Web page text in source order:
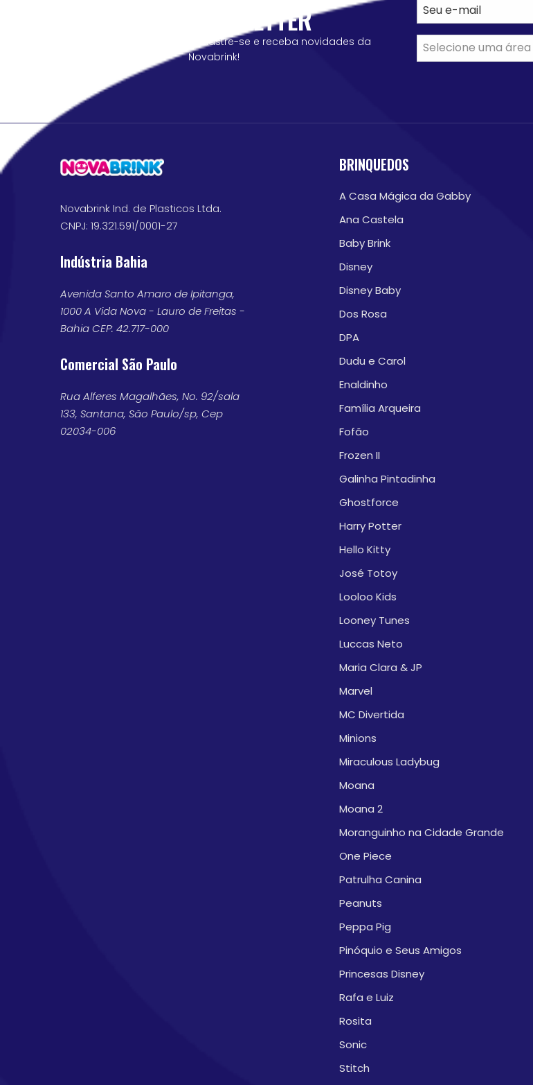
NEWSLETTER
cadastre-se e receba novidades da
Novabrink!
Novabrink Ind. de Plasticos Ltda.
CNPJ: 19.321.591/0001-27
Indústria Bahia
Avenida Santo Amaro de Ipitanga,
1000 A Vida Nova - Lauro de Freitas -
Bahia CEP: 42.717-000
Comercial São Paulo
Rua Alferes Magalhães, No. 92/sala
133, Santana, São Paulo/sp, Cep
02034-006
BRINQUEDOS
A Casa Mágica da Gabby
Ana Castela
Baby Brink
Disney
Disney Baby
Dos Rosa
DPA
Dudu e Carol
Enaldinho
Família Arqueira
Fofão
Frozen II
Galinha Pintadinha
Ghostforce
Harry Potter
Hello Kitty
José Totoy
Looloo Kids
Looney Tunes
Luccas Neto
Maria Clara & JP
Marvel
MC Divertida
Minions
Miraculous Ladybug
Moana
Moana 2
Moranguinho na Cidade Grande
One Piece
Patrulha Canina
Peanuts
Peppa Pig
Pinóquio e Seus Amigos
Princesas Disney
Rafa e Luiz
Rosita
Sonic
Stitch